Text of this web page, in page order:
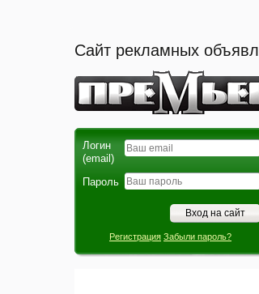
Сайт рекламных
Логин
(email)
Пароль
Регистрация Забыли пароль?